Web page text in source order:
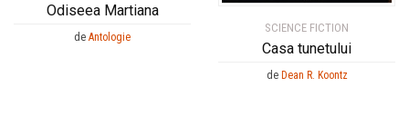
Odiseea Martiana
de Antologie
SCIENCE FICTION
Casa tunetului
de Dean R. Koontz